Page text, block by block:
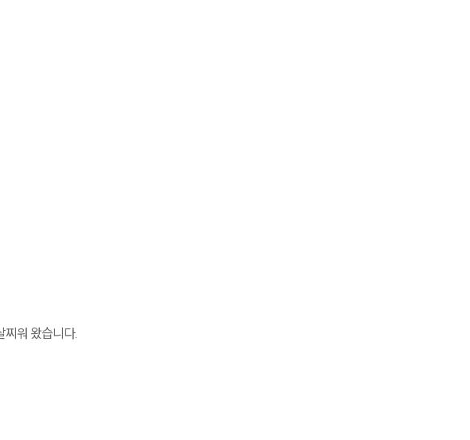
찌워 왔습니다.